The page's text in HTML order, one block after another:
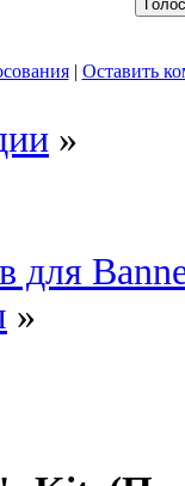
| Оставить
»
для
»